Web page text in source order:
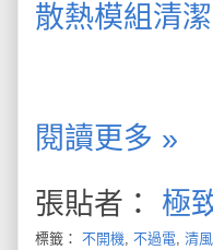
散熱模組清
閱讀更多 »
張貼者： 極
標籤： 不開機 不過電 清